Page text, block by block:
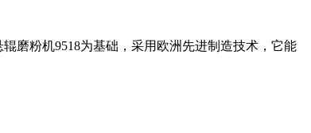
磨粉机9518为基础，采用欧洲先进制造技术，它能